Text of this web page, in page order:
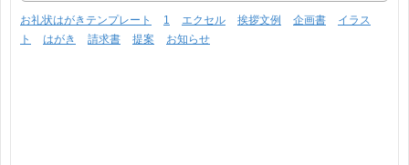
お礼状はがきテンプレート 1 エクセル 挨拶文例 企画書
イラス
ト
はがき 請求書 提案 お知らせ